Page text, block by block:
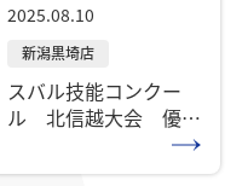
2025.08.10
スバル技能コンクー
ル 北信越大会 優勝
者が黒埼店から出た
ー！！